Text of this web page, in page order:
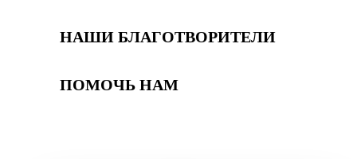
НАШИ БЛАГОТВОРИТЕЛИ
ПОМОЧЬ НАМ